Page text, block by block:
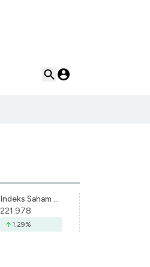
Indeks Saham Syariah Indonesia
221.978
1.29%